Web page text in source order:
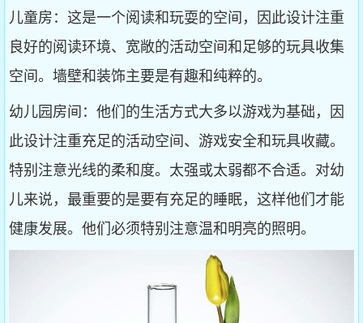
儿童房：这是一个阅读和玩耍的空间，因此设计注重
良好的阅读环境、宽敞的活动空间和足够的玩具收集
空间。墙壁和装饰主要是有趣和纯粹的。
幼儿园房间：他们的生活方式大多以游戏为基础，因
此设计注重充足的活动空间、游戏安全和玩具收藏。
特别注意光线的柔和度。太强或太弱都不合适。对幼
儿来说，最重要的是要有充足的睡眠，这样他们才能
健康发展。他们必须特别注意温和明亮的照明。